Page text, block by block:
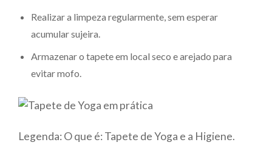
Realizar a limpeza regularmente, sem esperar
acumular sujeira.
Armazenar o tapete em local seco e arejado para
evitar mofo.
Legenda: O que é: Tapete de Yoga e a Higiene.